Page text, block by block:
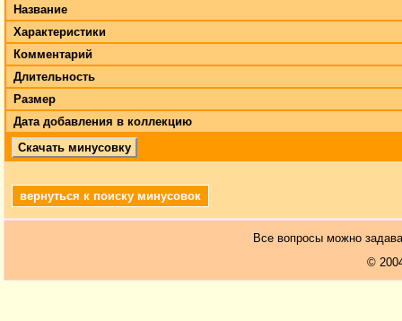
Название
Характеристики
Комментарий
Длительность
Размер
Дата добавления в коллекцию
Скачать минусовку
вернуться к поиску минусовок
Все вопросы можно
©